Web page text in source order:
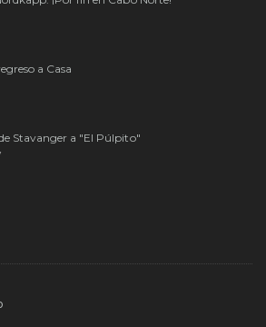
a Casa
Stavanger a "El Púlpito"